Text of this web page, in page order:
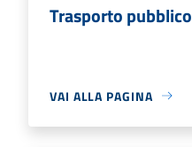
Trasporto pubblico
VAI ALLA PAGINA